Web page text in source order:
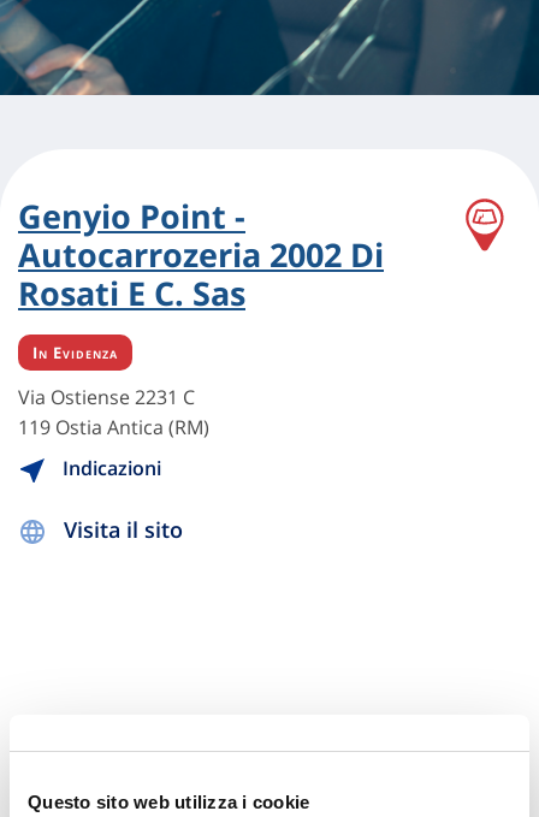
Questo sito web utilizza i cookie
Genyio Point -
Autocarrozeria 2002 Di
Rosati E C. Sas
In Evidenza
Via Ostiense 2231 C
119 Ostia Antica (RM)
Indicazioni
Visita il sito